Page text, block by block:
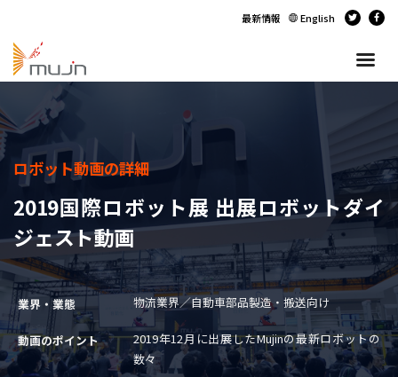
最新情報 English
ロボット動画の詳細
2019国際ロボット展 出展ロボットダイ
ジェスト動画
業界・業態 物流業界／自動車部品製造・搬送向け
動画のポイント
2019年12月に出展したMujinの最新ロボットの
数々